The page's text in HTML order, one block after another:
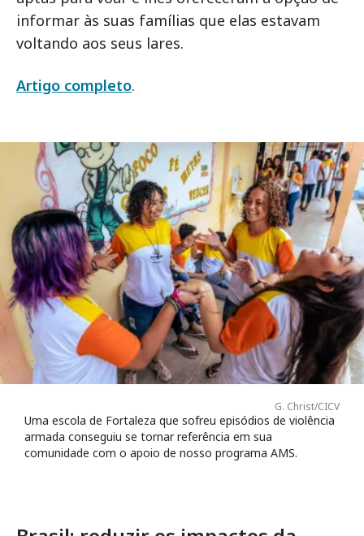
informar às suas famílias que elas estavam
voltando aos seus lares.
Artigo completo.
G. Christ/CICV
Uma escola de Fortaleza que sofreu episódios de violência
armada conseguiu se tornar referência em sua
comunidade com o apoio de nosso programa AMS.